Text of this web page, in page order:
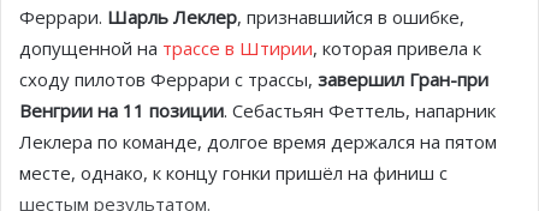
Феррари. Шарль Леклер, признавшийся в ошибке,
допущенной на трассе в Штирии, которая привела к
сходу пилотов Феррари с трассы, завершил Гран-при
Венгрии на 11 позиции. Себастьян Феттель, напарник
Леклера по команде, долгое время держался на пятом
месте, однако, к концу гонки пришёл на финиш с
шестым результатом.